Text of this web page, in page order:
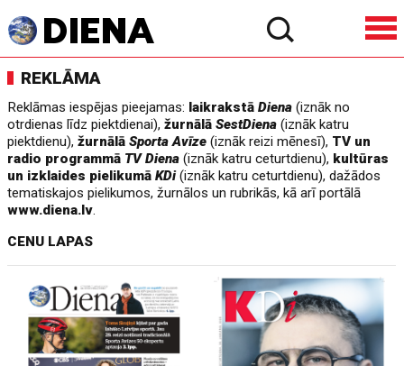
REKLĀMA
Reklāmas iespējas pieejamas: laikrakstāDiena (iznāk no
otrdienas līdz piektdienai),žurnālāSestDiena (iznāk katru
piektdienu),žurnālāSporta Avīze (iznāk reizi mēnesī), TV un
radio programmā TV Diena (iznāk katru ceturtdienu), kultūras
un izklaides pielikumāKDi (iznāk katru ceturtdienu), dažādos
tematiskajos pielikumos, žurnālos un rubrikās, kā arī portālā
www.diena.lv.
CENU LAPAS